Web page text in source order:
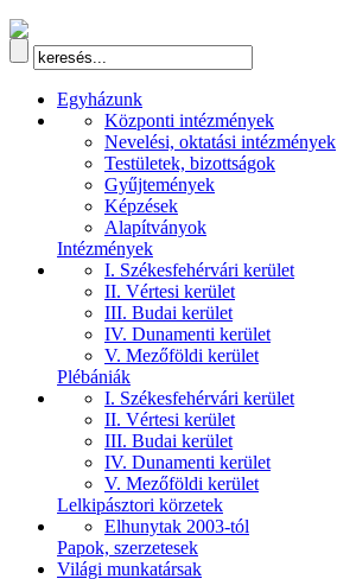
Egyházunk
Központi intézmények
Nevelési, oktatási intézmények
Testületek, bizottságok
Gyűjtemények
Képzések
Alapítványok
Intézmények
I. Székesfehérvári kerület
II. Vértesi kerület
III. Budai kerület
IV. Dunamenti kerület
V. Mezőföldi kerület
Plébániák
I. Székesfehérvári kerület
II. Vértesi kerület
III. Budai kerület
IV. Dunamenti kerület
V. Mezőföldi kerület
Lelkipásztori körzetek
Elhunytak 2003-tól
Papok, szerzetesek
Világi munkatársak